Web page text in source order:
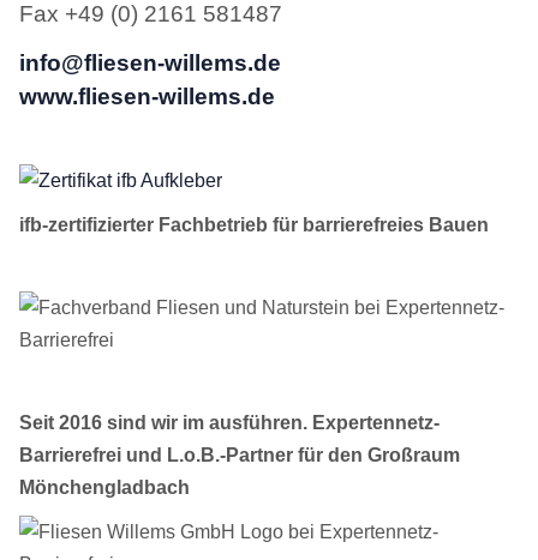
Fax +49 (0) 2161 581487
info@fliesen-willems.de
www.fliesen-willems.de
ifb-zertifizierter Fachbetrieb für barrierefreies Bauen
Seit 2016 sind wir im ausführen. Expertennetz-
Barrierefrei und L.o.B.-Partner für den Großraum
Mönchengladbach